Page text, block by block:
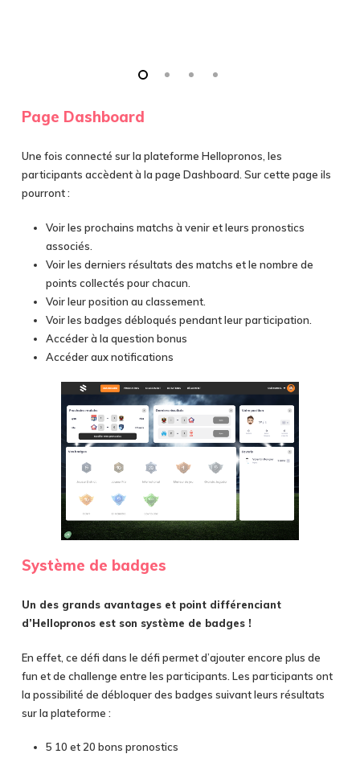
Page Dashboard
Une fois connecté sur la plateforme Hellopronos, les
participants accèdent à la page Dashboard. Sur cette page ils
pourront :
Voir les prochains matchs à venir et leurs pronostics
associés.
Voir les derniers résultats des matchs et le nombre de
points collectés pour chacun.
Voir leur position au classement.
Voir les badges débloqués pendant leur participation.
Accéder à la question bonus
Accéder aux notifications
Système de badges
Un des grands avantages et point différenciant
d’Hellopronos est son système de badges !
En effet, ce défi dans le défi permet d’ajouter encore plus de
fun et de challenge entre les participants. Les participants ont
la possibilité de débloquer des badges suivant leurs résultats
sur la plateforme :
5 10 et 20 bons pronostics